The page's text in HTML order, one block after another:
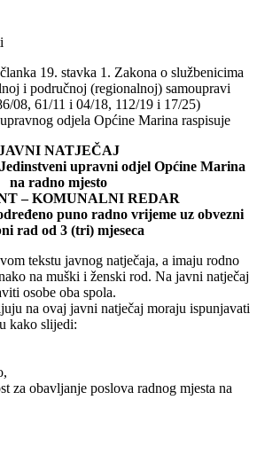
19. stavka 1. Zakona o službenicima
i područnoj (regionalnoj) samoupravi
08, 61/11 i 04/18, 112/19 i 17/25)
odjela Općine Marina raspisuje
NATJEČAJ
upravni odjel Općine Marina
na radno mjesto
– KOMUNALNI REDAR
puno radno vrijeme uz obvezni
rad od 3 (tri) mjeseca
tekstu javnog natječaja, a imaju rodno
na muški i ženski rod. Na javni natječaj
osobe oba spola.
na ovaj javni natječaj moraju ispunjavati
kako slijedi:
za obavljanje poslova radnog mjesta na